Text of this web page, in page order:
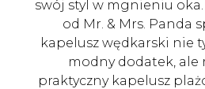
swój styl w mgnieniu
od Mr. & Mrs. Panda
kapelusz wędkarski nie
modny dodatek, ale
praktyczny kapelusz